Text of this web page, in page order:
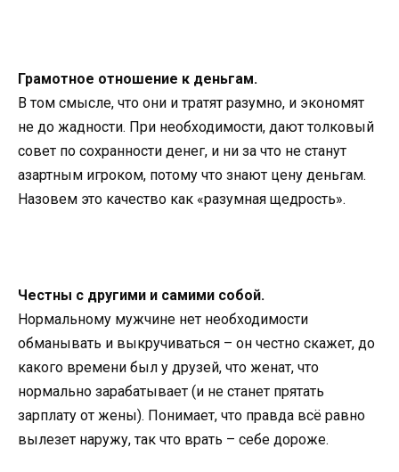
Грамотное отношение к деньгам.
В том смысле, что они и тратят разумно, и экономят
не до жадности. При необходимости, дают толковый
совет по сохранности денег, и ни за что не станут
азартным игроком, потому что знают цену деньгам.
Назовем это качество как «разумная щедрость».
Честны с другими и самими собой.
Нормальному мужчине нет необходимости
обманывать и выкручиваться – он честно скажет, до
какого времени был у друзей, что женат, что
нормально зарабатывает (и не станет прятать
зарплату от жены). Понимает, что правда всё равно
вылезет наружу, так что врать – себе дороже.